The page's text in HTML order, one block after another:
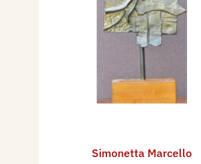
Simonetta Marcello